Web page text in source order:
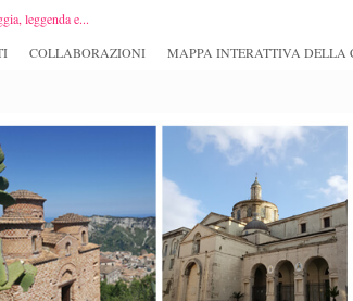
leggenda e...
COLLABORAZIONI MAPPA INTERATTIVA DELLA